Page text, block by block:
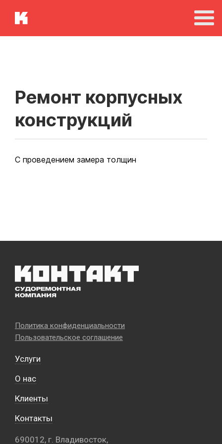
Ремонт корпусных
конструкций
С проведением замера толщин
Политика конфиденциальности
Пользовательское соглашение
Услуги
О нас
Клиенты
Контакты
690012, г. Владивосток,